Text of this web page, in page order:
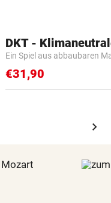
Ein Spiel aus abbaubaren
€31,90
chevron_right